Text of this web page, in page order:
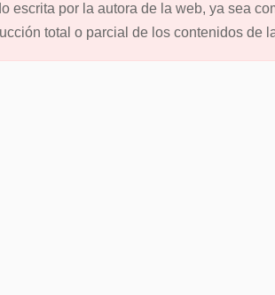
escrita por la autora de la web, ya sea
total o parcial de los contenidos de